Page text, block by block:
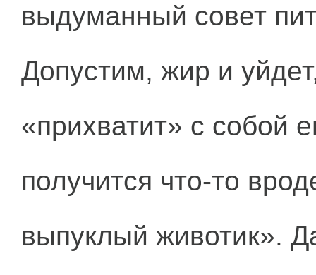
выдуманный совет
Допустим, жир и
«прихватит» с собой
получится что-то
выпуклый животик».